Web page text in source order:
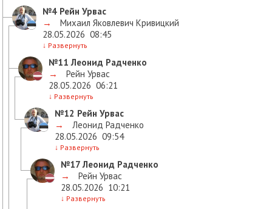
№4 Рейн Урвас
→
Михаил Яковлевич Кривицкий
28.05.2026 08:45
↓ Развернуть
№11 Леонид Радченко
→
Рейн Урвас
28.05.2026 06:21
↓ Развернуть
№12 Рейн Урвас
→
Леонид Радченко
28.05.2026 09:54
↓ Развернуть
№17Леонид Радченко
→
Рейн Урвас
28.05.2026 10:21
↓ Развернуть